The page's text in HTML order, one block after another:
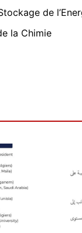
de
la Chimie